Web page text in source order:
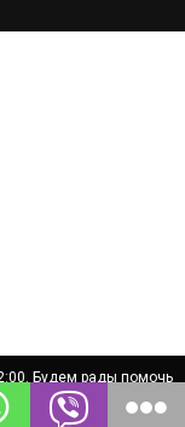
Будем рады помочь
Будем рады помочь